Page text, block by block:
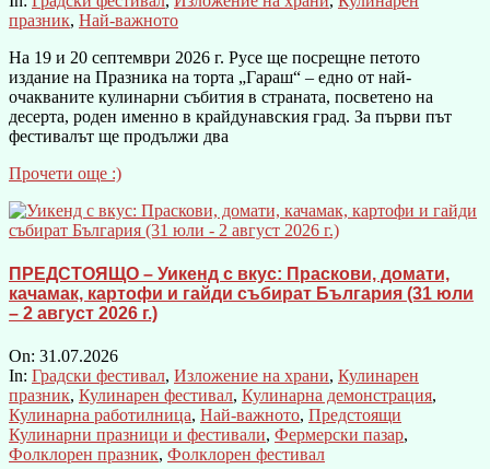
празник, Най-важното
На 19 и 20 септември 2026 г. Русе ще посрещне петото
издание на Празника на торта „Гараш“ – едно от най-
очакваните кулинарни събития в страната, посветено на
десерта, роден именно в крайдунавския град. За първи път
фестивалът ще продължи два
Прочети още :)
ПРЕДСТОЯЩО – Уикенд с вкус: Праскови, домати,
качамак, картофи и гайди събират България (31 юли
– 2 август 2026 г.)
On: 31.07.2026
In: Градски фестивал, Изложение на храни, Кулинарен
празник, Кулинарен фестивал, Кулинарна демонстрация,
Кулинарна работилница, Най-важното, Предстоящи
Кулинарни празници и фестивали, Фермерски пазар,
Фолклорен празник, Фолклорен фестивал